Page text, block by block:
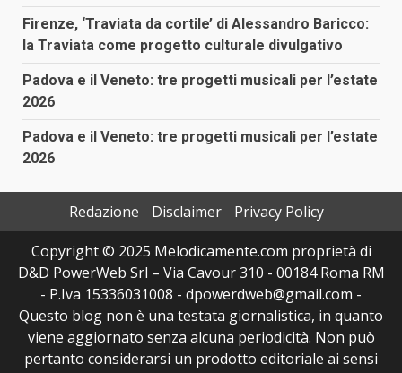
Firenze, ‘Traviata da cortile’ di Alessandro Baricco:
la Traviata come progetto culturale divulgativo
Padova e il Veneto: tre progetti musicali per l’estate
2026
Padova e il Veneto: tre progetti musicali per l’estate
2026
Redazione Disclaimer
Privacy Policy
Copyright © 2025 Melodicamente.com proprietà di
D&D PowerWeb Srl – Via Cavour 310 - 00184 Roma RM
- P.Iva 15336031008 - dpowerdweb@gmail.com -
Questo blog non è una testata giornalistica, in quanto
viene aggiornato senza alcuna periodicità. Non può
pertanto considerarsi un prodotto editoriale ai sensi